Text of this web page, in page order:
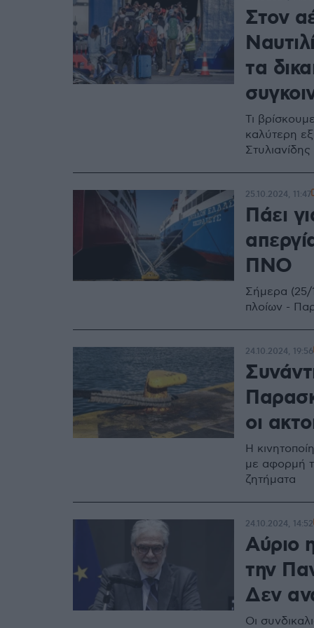
Στον
τα
Τι
καλύτερη
Πάει
ΠΝΟ
Σήμερα (25/
πλοίων -
25.10.2024, 11:47
οι
Η
με αφορμή
ζητήματα
24.10.2024, 19:56
Αύριο
την
Δεν
Οι
24.10.2024, 14:52